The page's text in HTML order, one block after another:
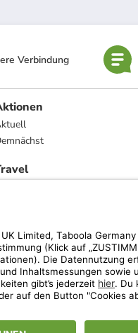
Verbindung
den Streichpreis.